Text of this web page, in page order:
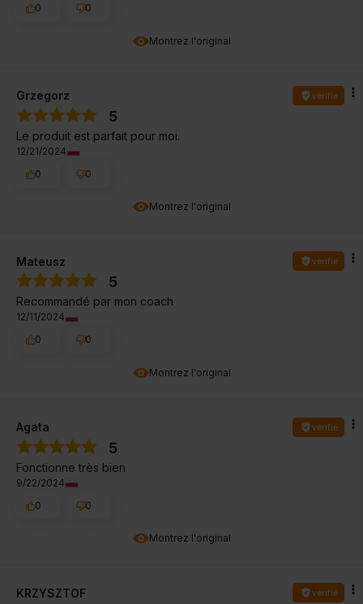
Montrez l'original
0
0
Montrez l'original
Grzegorz vérifié
5
Le produit est parfait pour moi.
12/21/2024
0
0
Montrez l'original
Mateusz vérifié
5
Recommandé par mon coach
12/11/2024
0
0
Montrez l'original
Agata vérifié
5
Fonctionne très bien
9/22/2024
0
0
KRZYSZTOF vérifié